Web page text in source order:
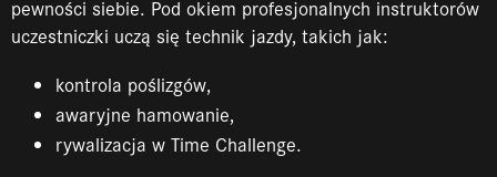
pewności siebie. Pod okiem profesjonalnych instruktorów
uczestniczki uczą się technik jazdy, takich jak:
kontrola poślizgów,
awaryjne hamowanie,
rywalizacja w Time Challenge.